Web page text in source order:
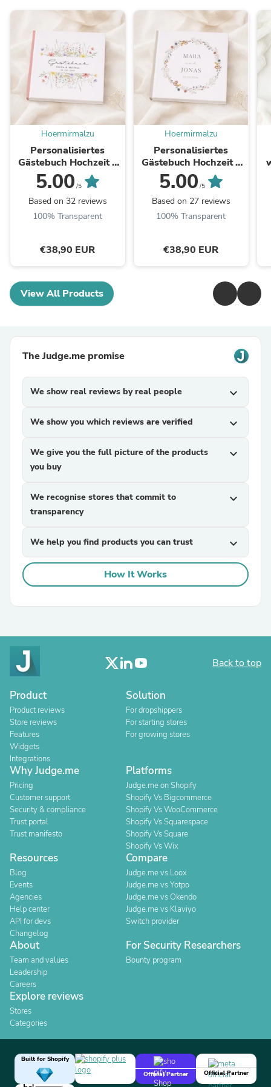
Hoermirmalzu
Personalisiertes
Gästebuch Hochzeit –
Bunte Wildblumen
5.00 /5
Based on 32 reviews
100% Transparent
€38,90 EUR
Hoermirmalzu
Personalisiertes
Gästebuch Hochzeit –
Boho Wildblumen
Design
5.00 /5
Based on 27 reviews
100% Transparent
€38,90 EUR
View All Products
The Judge.me promise
We show real reviews by real people expand_more
We show you which reviews are verified expand_more
We give you the full picture of the products
you buy
expand_more
We recognise stores that commit to
transparency
expand_more
We help you find products you can trust expand_more
How It Works
Back to top
Product
Product reviews
Store reviews
Features
Widgets
Integrations
Solution
For dropshippers
For starting stores
For growing stores
Why Judge.me
Pricing
Customer support
Security & compliance
Trust portal
Trust manifesto
Platforms
Judge.me on Shopify
Shopify Vs Bigcommerce
Shopify Vs WooCommerce
Shopify Vs Squarespace
Shopify Vs Square
Shopify Vs Wix
Resources
Blog
Events
Agencies
Help center
API for devs
Changelog
Compare
Judge.me vs Loox
Judge.me vs Yotpo
Judge.me vs Okendo
Judge.me vs Klaviyo
Switch provider
About
Team and values
Leadership
Careers
For Security Researchers
Bounty program
Explore reviews
Stores
Categories
Built for Shopify
Official Partner
Official Partner